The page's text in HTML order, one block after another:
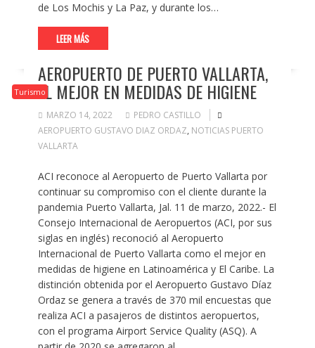
de Los Mochis y La Paz, y durante los…
LEER MÁS
Turismo
AEROPUERTO DE PUERTO VALLARTA,
EL MEJOR EN MEDIDAS DE HIGIENE
MARZO 14, 2022
PEDRO CASTILLO
AEROPUERTO GUSTAVO DIAZ ORDAZ, NOTICIAS PUERTO
VALLARTA
ACI reconoce al Aeropuerto de Puerto Vallarta por
continuar su compromiso con el cliente durante la
pandemia Puerto Vallarta, Jal. 11 de marzo, 2022.- El
Consejo Internacional de Aeropuertos (ACI, por sus
siglas en inglés) reconoció al Aeropuerto
Internacional de Puerto Vallarta como el mejor en
medidas de higiene en Latinoamérica y El Caribe. La
distinción obtenida por el Aeropuerto Gustavo Díaz
Ordaz se genera a través de 370 mil encuestas que
realiza ACI a pasajeros de distintos aeropuertos,
con el programa Airport Service Quality (ASQ). A